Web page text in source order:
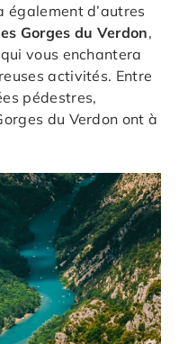
également d’autres
Gorges du Verdon,
vous enchantera
activités. Entre
pédestres,
du Verdon ont à